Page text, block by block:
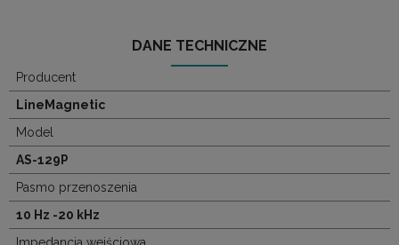
DANE TECHNICZNE
Producent
LineMagnetic
Model
AS-129P
Pasmo przenoszenia
10 Hz -20 kHz